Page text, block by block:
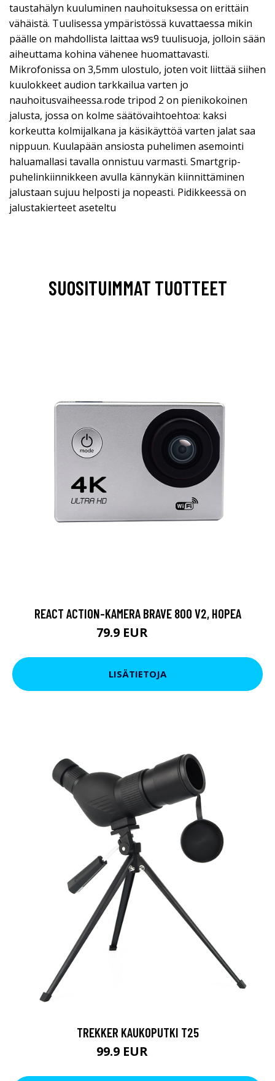
taustahälyn kuuluminen nauhoituksessa on erittäin
vähäistä. Tuulisessa ympäristössä kuvattaessa mikin
päälle on mahdollista laittaa ws9 tuulisuoja, jolloin sään
aiheuttama kohina vähenee huomattavasti.
Mikrofonissa on 3,5mm ulostulo, joten voit liittää siihen
kuulokkeet audion tarkkailua varten jo
nauhoitusvaiheessa.rode tripod 2 on pienikokoinen
jalusta, jossa on kolme säätövaihtoehtoa: kaksi
korkeutta kolmijalkana ja käsikäyttöä varten jalat saa
nippuun. Kuulapään ansiosta puhelimen asemointi
haluamallasi tavalla onnistuu varmasti. Smartgrip-
puhelinkiinnikkeen avulla kännykän kiinnittäminen
jalustaan sujuu helposti ja nopeasti. Pidikkeessä on
jalustakierteet aseteltu
SUOSITUIMMAT TUOTTEET
REACT ACTION-KAMERA BRAVE 800 V2, HOPEA
79.9 EUR
LISÄTIETOJA
TREKKER KAUKOPUTKI T25
99.9 EUR